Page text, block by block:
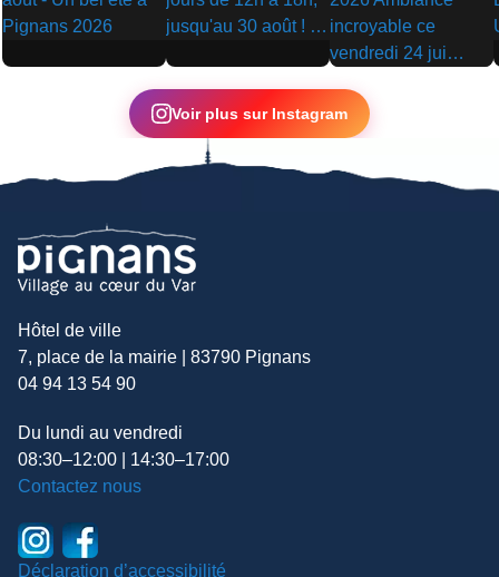
▶ ▶
▶
Voir plus sur Instagram
Hôtel de ville
7, place de la mairie | 83790 Pignans
04 94 13 54 90
Du lundi au vendredi
08:30–12:00 | 14:30–17:00
Contactez nous
Déclaration d’accessibilité